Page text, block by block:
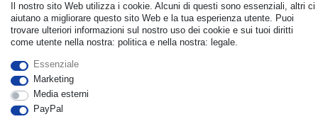
Il nostro sito Web utilizza i cookie. Alcuni di questi sono essenziali, altri ci
aiutano a migliorare questo sito Web e la tua esperienza utente. Puoi
trovare ulteriori informazioni sul nostro uso dei cookie e sui tuoi diritti
come utente nella nostra: politica e nella nostra: legale.
Essenziale
Marketing
Media esterni
PayPal
Withdraw from contract here Contatto